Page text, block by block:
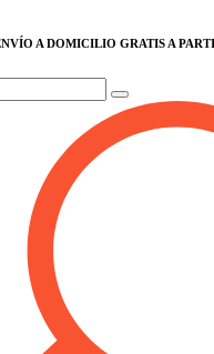
A DOMICILIO GRATIS A PARTIR